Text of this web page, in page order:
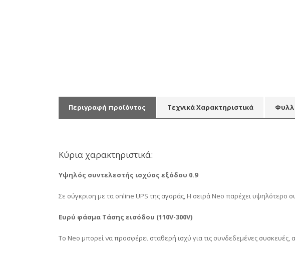
Περιγραφή προϊόντος Τεχνικά Χαρακτηριστικά
Κύρια χαρακτηριστικά:
Υψηλός συντελεστής ισχύος εξόδου 0.9
Σε σύγκριση με τα online UPS της αγοράς, Η σειρά Neo παρέχει υψηλότερο
Ευρύ φάσμα Τάσης εισόδου (110V-300V)
To Neo μπορεί να προσφέρει σταθερή ισχύ για τις συνδεδεμένες